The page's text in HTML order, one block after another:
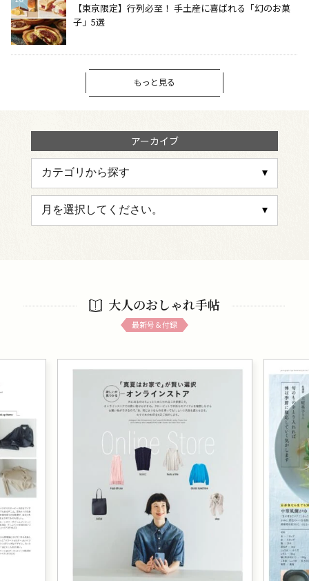
【東京限定】行列必至！ 手土産に喜ばれる「幻のお菓
子」5選
もっと見る
アーカイブ
大人のおしゃれ手帖
最新号＆付録